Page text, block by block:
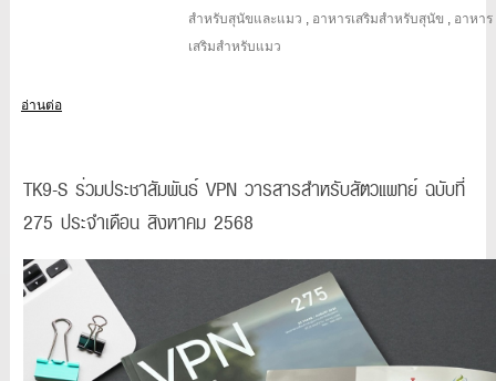
สำหรับสุนัขและแมว , อาหารเสริมสำหรับสุนัข , อาหาร
เสริมสำหรับแมว
อ่านต่อ
TK9-S ร่วมประชาสัมพันธ์ VPN วารสารสำหรับสัตวแพทย์ ฉบับที่
275 ประจำเดือน สิงหาคม 2568